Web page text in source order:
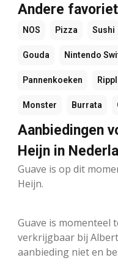
Andere
NOS Pizza Sushi
Gouda Nintendo
Pannenkoeken
Monster Burrata
Aanbiedingen
Heijn in
Guave is op dit
Heijn.
Guave is momenteel
verkrijgbaar bij
aanbieding niet en